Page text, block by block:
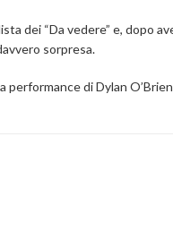
dei “Da vedere” e, dopo
sorpresa.
performance di Dylan